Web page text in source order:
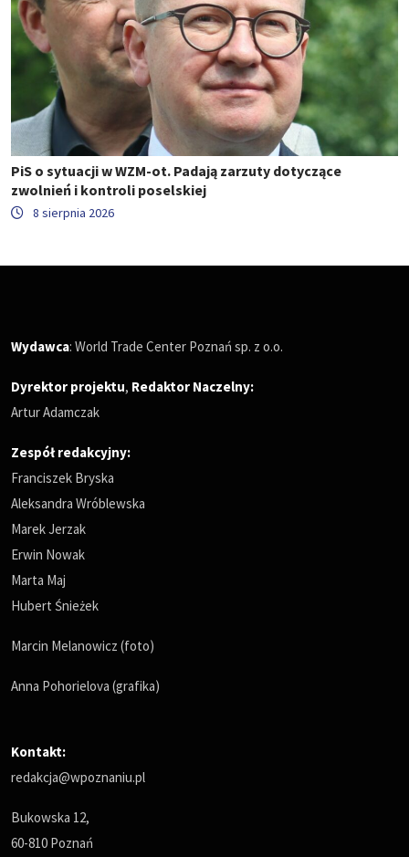
PiS o sytuacji w WZM-ot. Padają zarzuty dotyczące
zwolnień i kontroli poselskiej
8 sierpnia 2026
Wydawca: World Trade Center Poznań sp. z o.o.
Dyrektor projektu, Redaktor Naczelny:
Artur Adamczak
Zespół redakcyjny:
Franciszek Bryska
Aleksandra Wróblewska
Marek Jerzak
Erwin Nowak
Marta Maj
Hubert Śnieżek
Marcin Melanowicz (foto)
Anna Pohorielova (grafika)
Kontakt:
redakcja@wpoznaniu.pl
Bukowska 12,
60-810 Poznań